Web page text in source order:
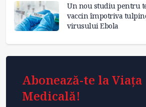
Un nou studiu pentru
vaccin împotriva
virusului Ebola
Abonează-te la Viața
Medicală!